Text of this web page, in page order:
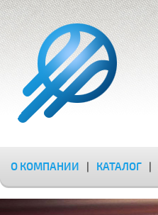
О КОМПАНИИ | КАТАЛОГ |